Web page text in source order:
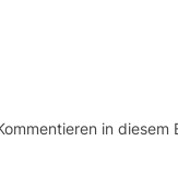
in diesem